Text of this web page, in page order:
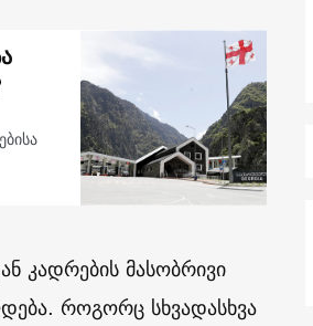
კადრების მასობრივი
როგორც სხვადასხვა